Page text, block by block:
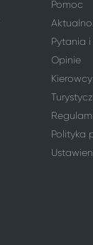
Pomoc
Pytania
Opinie
Kierowcy
Polityka